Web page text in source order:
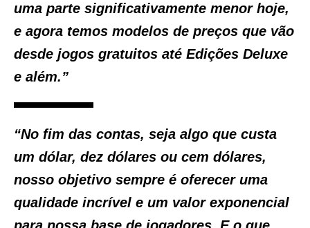
uma parte significativamente menor hoje,
e agora temos modelos de preços que vão
desde jogos gratuitos até Edições Deluxe
e além.”
“No fim das contas, seja algo que custa
um dólar, dez dólares ou cem dólares,
nosso objetivo sempre é oferecer uma
qualidade incrível e um valor exponencial